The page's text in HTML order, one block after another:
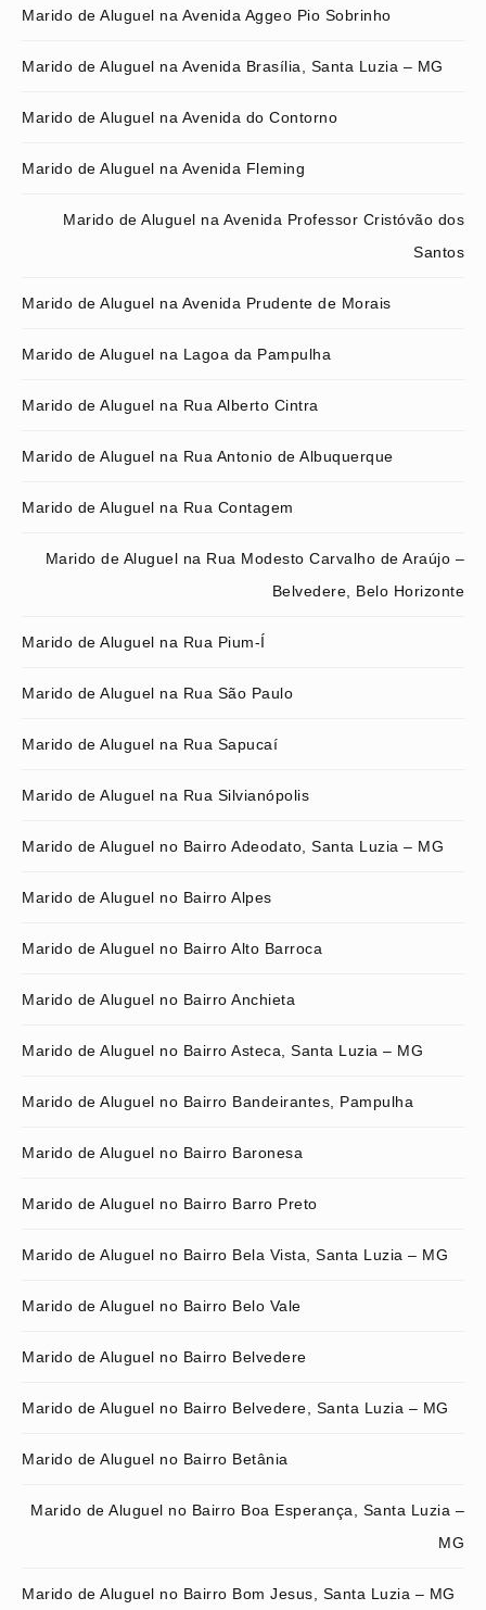
Marido de Aluguel na Avenida Aggeo Pio Sobrinho
Marido de Aluguel na Avenida Brasília, Santa Luzia – MG
Marido de Aluguel na Avenida do Contorno
Marido de Aluguel na Avenida Fleming
Marido de Aluguel na Avenida Professor Cristóvão dos
Santos
Marido de Aluguel na Avenida Prudente de Morais
Marido de Aluguel na Lagoa da Pampulha
Marido de Aluguel na Rua Alberto Cintra
Marido de Aluguel na Rua Antonio de Albuquerque
Marido de Aluguel na Rua Contagem
Marido de Aluguel na Rua Modesto Carvalho de Araújo –
Belvedere, Belo Horizonte
Marido de Aluguel na Rua Pium-Í
Marido de Aluguel na Rua São Paulo
Marido de Aluguel na Rua Sapucaí
Marido de Aluguel na Rua Silvianópolis
Marido de Aluguel no Bairro Adeodato, Santa Luzia – MG
Marido de Aluguel no Bairro Alpes
Marido de Aluguel no Bairro Alto Barroca
Marido de Aluguel no Bairro Anchieta
Marido de Aluguel no Bairro Asteca, Santa Luzia – MG
Marido de Aluguel no Bairro Bandeirantes, Pampulha
Marido de Aluguel no Bairro Baronesa
Marido de Aluguel no Bairro Barro Preto
Marido de Aluguel no Bairro Bela Vista, Santa Luzia – MG
Marido de Aluguel no Bairro Belo Vale
Marido de Aluguel no Bairro Belvedere
Marido de Aluguel no Bairro Belvedere, Santa Luzia – MG
Marido de Aluguel no Bairro Betânia
Marido de Aluguel no Bairro Boa Esperança, Santa Luzia –
MG
Marido de Aluguel no Bairro Bom Jesus, Santa Luzia – MG